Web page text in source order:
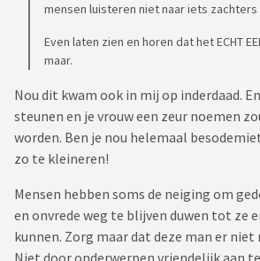
mensen luisteren niet naar iets zachters
Even laten zien en horen dat het ECHT
maar.
Nou dit kwam ook in mij op inderdaad.
steunen en je vrouw een zeur noemen
worden. Ben je nou helemaal
zo te kleineren!
Mensen hebben soms de neiging om
en onvrede weg te blijven duwen tot ze
kunnen. Zorg maar dat deze man er niet